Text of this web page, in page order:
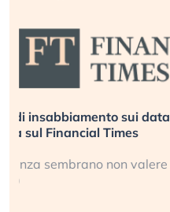
Bending Spoons non
europea non riesce a
Perché gli americani e i